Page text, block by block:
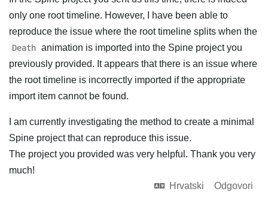
only one root timeline. However, I have been able to
reproduce the issue where the root timeline splits when the
Death animation is imported into the Spine project you
previously provided. It appears that there is an issue where
the root timeline is incorrectly imported if the appropriate
import item cannot be found.
I am currently investigating the method to create a minimal
Spine project that can reproduce this issue.
The project you provided was very helpful. Thank you very
much!
Hrvatski
Odgovori